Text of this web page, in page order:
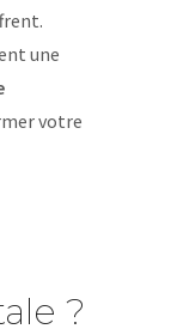
une
votre
?